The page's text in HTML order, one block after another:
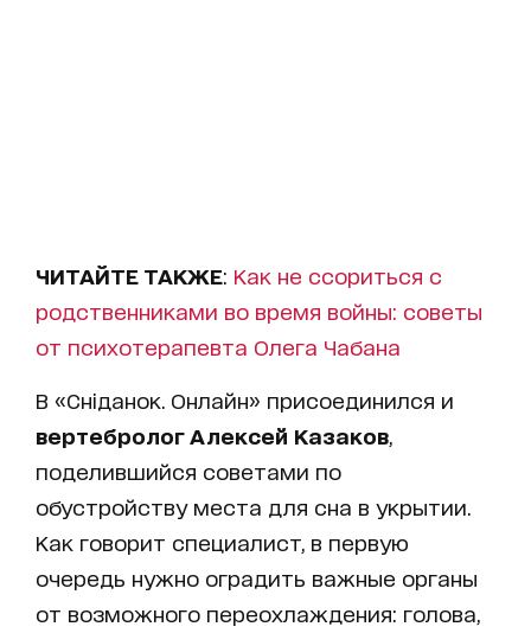
ЧИТАЙТЕ ТАКЖЕ: Как не ссориться с
родственниками во время войны: советы
от психотерапевта Олега Чабана
В «Сніданок. Онлайн» присоединился и
вертебролог Алексей Казаков
поделившийся советами по
обустройству места для сна в укрытии.
Как говорит специалист, в первую
очередь нужно оградить важные органы
от возможного переохлаждения: голова,